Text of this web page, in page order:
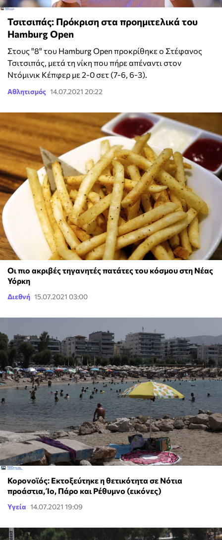
Τσιτσιπάς: Πρόκριση στα προημιτελικά του
Hamburg Open
Στους "8" του Hamburg Open προκρίθηκε ο Στέφανος
Τσιτσιπάς, μετά τη νίκη που πήρε απέναντι στον
Ντόμινικ Κέπφερ με 2-0 σετ (7-6, 6-3).
Αθλητισμός 14.07.2021 20:22
Οι πιο ακριβές τηγανητές πατάτες του κόσμου στη Νέας
Υόρκη
Διεθνή 15.07.2021 03:00
Κορονοϊός: Εκτοξεύτηκε η θετικότητα σε Νότια
προάστια, Ίο, Πάρο και Ρέθυμνο (εικόνες)
Υγεία 14.07.2021 19:09